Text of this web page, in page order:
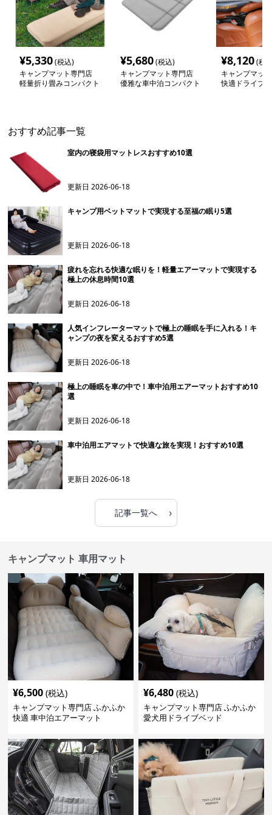
¥5,330(税込)
キャンプマット専門店
軽量折り畳みコンパクト
¥5,680(税込)
キャンプマット専門店
優雅な車中泊コンパクト
¥8,120(税
キャンプマッ
快適ドライブ
おすすめ記事一覧
室内の寝袋用マットレスおすすめ10選
更新日2026-06-18
キャンプ用ベットマットで実現する至福の眠り5選
更新日2026-06-18
疲れを忘れる快適な眠りを！軽量エアーマットで実現する
極上の休息時間10選
更新日2026-06-18
人気インフレーターマットで極上の睡眠を手に入れる！キ
ャンプの夜を変えるおすすめ5選
更新日2026-06-18
極上の睡眠を車の中で！車中泊用エアーマットおすすめ10
選
更新日2026-06-18
車中泊用エアマットで快適な旅を実現！おすすめ10選
更新日2026-06-18
記事一覧へ ›
キャンプマット 車用マット
¥6,500 (税込)
キャンプマット専門店 ふかふか
快適 車中泊エアーマット
¥6,480 (税込)
キャンプマット専門店 ふかふか
愛犬用ドライブベッド